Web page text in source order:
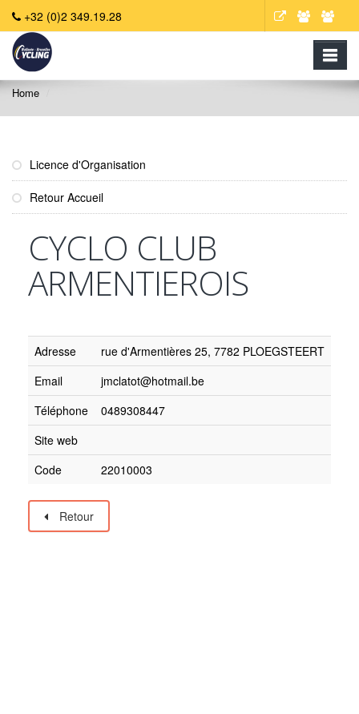
+32 (0)2 349.19.28
Home
Licence d'Organisation
Retour Accueil
CYCLO CLUB
ARMENTIEROIS
Adresse
rue d'Armentières 25, 7782 PLOEGSTEERT
Email
jmclatot@hotmail.be
Téléphone
0489308447
Site web
Code
22010003
Retour